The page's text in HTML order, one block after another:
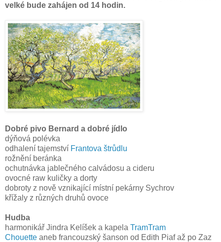
velké bude zahájen od 14 hodin.
Dobré pivo Bernard a dobré jídlo
dýňová polévka
odhalení tajemství Frantova štrůdlu
rožnění beránka
ochutnávka jablečného calvádosu a cideru
ovocné raw kuličky a dorty
dobroty z nově vznikající místní pekárny Sychrov
křížaly z různých druhů ovoce
Hudba
harmonikář Jindra Kelíšek a kapela TramTram
Chouette aneb francouzský šanson od Edith Piaf až po Zaz